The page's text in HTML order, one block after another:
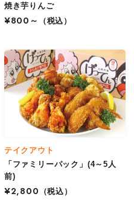
焼き芋りんご
¥800～
（税込）
テイクアウト
「ファミリーパック」(4～5人
前)
¥2,800
（税込）